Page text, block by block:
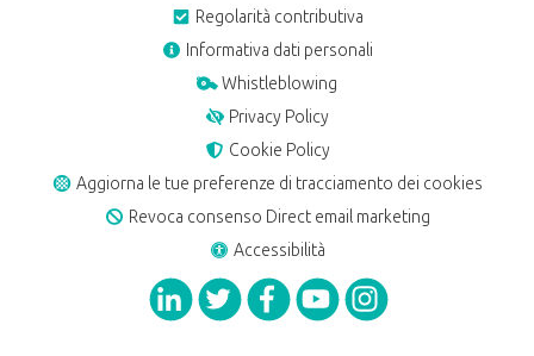
Regolarità contributiva
Informativa dati personali
Whistleblowing
Privacy Policy
Cookie Policy
Aggiorna le tue preferenze di tracciamento dei cookies
Revoca consenso Direct email marketing
Accessibilità